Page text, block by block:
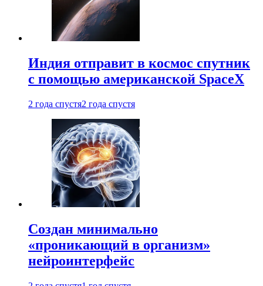
Индия отправит в космос спутник
с помощью американской SpaceX
2 года спустя2 года спустя
Создан минимально
«проникающий в организм»
нейроинтерфейс